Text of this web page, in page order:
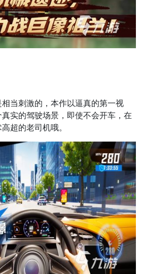
当刺激的，本作以逼真的第一视
实的驾驶场景，即使不会开车，在
超的老司机哦。